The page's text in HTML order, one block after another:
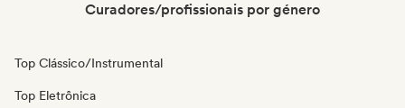
Curadores/profissionais por género
Top Clássico/Instrumental
Top Eletrônica